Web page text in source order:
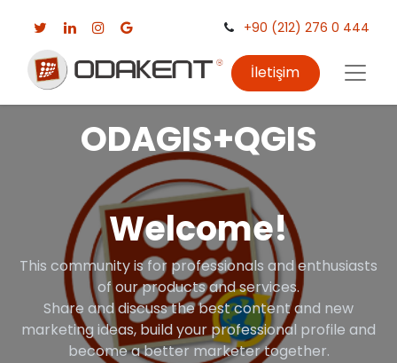
+90 (212) 276 0 444
İletişim
ODAGIS+QGIS
Welcome!
This community is for professionals and enthusiasts
of our products and services.
Share and discuss the best content and new
marketing ideas, build your professional profile and
become a better marketer together.